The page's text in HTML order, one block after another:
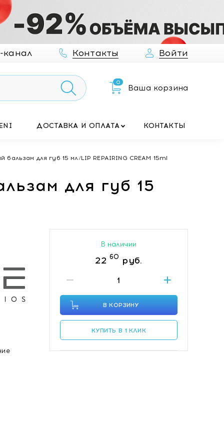
канал Контакты Войти
0
Ваша корзина
ДОСТАВКА И ОПЛАТА КОНТАКТЫ
для губ 15 мл/LIP REPAIRING CREAM 15ml
для губ 15
В наличии
22 60 руб.
В КОРЗИНУ
КУПИТЬ В 1 КЛИК